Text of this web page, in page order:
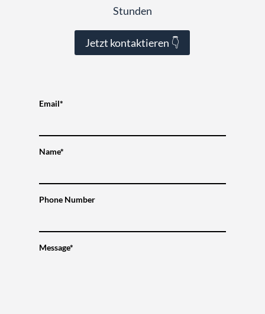
Stunden
Jetzt kontaktieren 👇
Email*
Name*
Phone Number
Message*